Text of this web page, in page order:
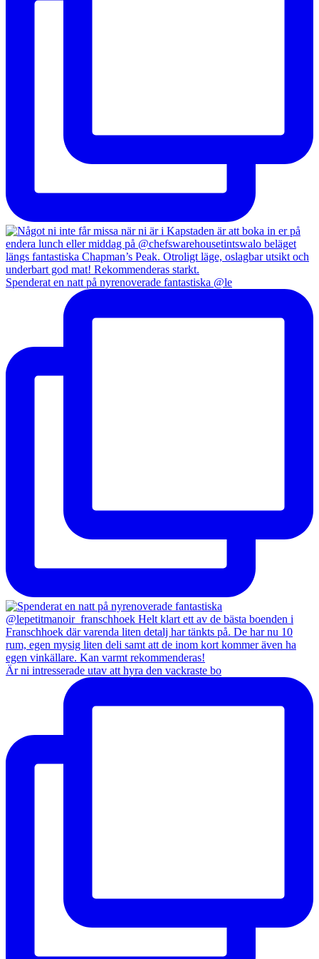
Spenderat en natt på nyrenoverade fantastiska @le
Är ni intresserade utav att hyra den vackraste bo